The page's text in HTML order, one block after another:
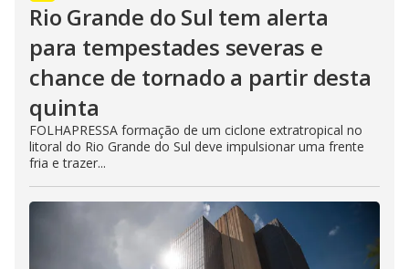
Rio Grande do Sul tem alerta
para tempestades severas e
chance de tornado a partir desta
quinta
FOLHAPRESSA formação de um ciclone extratropical no
litoral do Rio Grande do Sul deve impulsionar uma frente
fria e trazer...